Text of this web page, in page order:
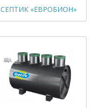
СЕПТИК «ЕВРОБИОН»